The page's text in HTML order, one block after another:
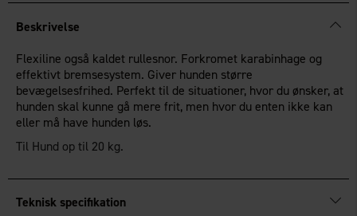
Beskrivelse
Flexiline også kaldet rullesnor. Forkromet karabinhage og
effektivt bremsesystem. Giver hunden større
bevægelsesfrihed. Perfekt til de situationer, hvor du ønsker, at
hunden skal kunne gå mere frit, men hvor du enten ikke kan
eller må have hunden løs.
Til Hund op til 20 kg.
Teknisk specifikation